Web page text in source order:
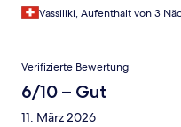
Vassiliki, Aufenthalt von 3
Verifizierte Bewertung
6/10 – Gut
11. März 2026